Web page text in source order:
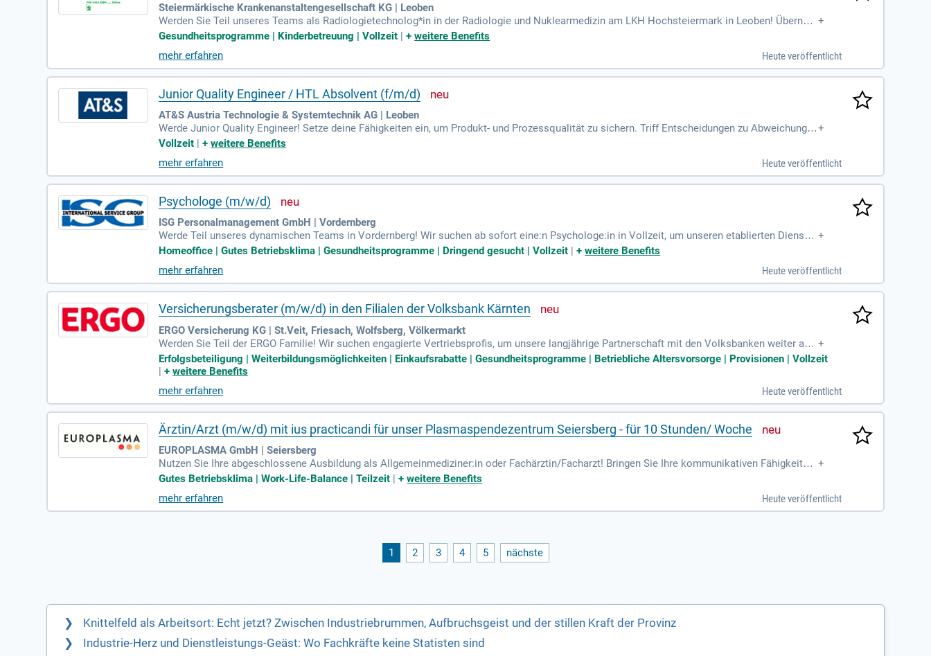
Steiermärkische Krankenanstaltengesellschaft KG | Leoben
Werden Sie Teil unseres Teams als Radiologietechnolog*in in der Radiologie und Nuklearmedizin am LKH Hochsteiermark in Leoben! Überneh
men Sie eigenverantwortlich diagnostische und therapeutische Maßnahmen mit modernsten bildgebenden Technologien.
+
Gesundheitsprogramme | Kinderbetreuung | Vollzeit |+weitere Benefits
mehr erfahren
Heute veröffentlicht
Junior Quality Engineer / HTL Absolvent (f/m/d)
AT&S Austria Technologie & Systemtechnik AG | Leoben
Werde Junior Quality Engineer! Setze deine Fähigkeiten ein, um Produkt- und Prozessqualität zu sichern. Triff Entscheidungen zu Abweichunge
n, erstelle Qualitätsberichte und unterstütze Audits sowie kontinuierliche Verbesserungsinitiativen. Werde Teil unseres dynamischen Teams!
+
Vollzeit |+weitere Benefits
mehr erfahren
Heute veröffentlicht
Psychologe (m/w/d)
ISG Personalmanagement GmbH | Vordernberg
Werde Teil unseres dynamischen Teams in Vordernberg! Wir suchen ab sofort eine:n Psychologe:in in Vollzeit, um unseren etablierten Dienstle
istungsbetrieb im Bereich Klinische Psychologie zu verstärken. Gestalte mit uns die Zukunft!
+
Homeoffice | Gutes Betriebsklima | Gesundheitsprogramme | Dringend gesucht | Vollzeit |+weitere Benefits
mehr erfahren
Heute veröffentlicht
Versicherungsberater (m/w/d) in den Filialen der Volksbank Kärnten
ERGO Versicherung KG | St.Veit, Friesach, Wolfsberg, Völkermarkt
Werden Sie Teil der ERGO Familie! Wir suchen engagierte Vertriebsprofis, um unsere langjährige Partnerschaft mit den Volksbanken weiter aus
zubauen. Bringen Sie Ihre Begeisterung für den Vertrieb und die Kundenberatung in unsere innovative Versicherungswelt ein!
+
Erfolgsbeteiligung | Weiterbildungsmöglichkeiten | Einkaufsrabatte | Gesundheitsprogramme | Betriebliche Altersvorsorge | Provisionen | Vollzeit
|+weitere Benefits
mehr erfahren
Heute veröffentlicht
Ärztin/Arzt (m/w/d) mit ius practicandi für unser Plasmaspendezentrum Seiersberg - für 10 Stunden/ Woche
EUROPLASMA GmbH | Seiersberg
Nutzen Sie Ihre abgeschlossene Ausbildung als Allgemeinmediziner:in oder Fachärztin/Facharzt! Bringen Sie Ihre kommunikativen Fähigkeiten
und Teamgeist ein, um gemeinsam mit Kolleg:innen und Spender:innen einen positiven Unterschied im Leben anderer zu bewirken.
+
Gutes Betriebsklima | Work-Life-Balance | Teilzeit |+weitere Benefits
mehr erfahren
Heute veröffentlicht
1 2 3 4 5 nächste
Knittelfeld als Arbeitsort: Echt jetzt? Zwischen Industriebrummen, Aufbruchsgeist und der stillen Kraft der Provinz
Industrie-Herz und Dienstleistungs-Geäst: Wo Fachkräfte keine Statisten sind